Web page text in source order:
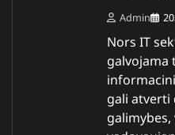
Admin
Nors IT
galvojama
gali atverti